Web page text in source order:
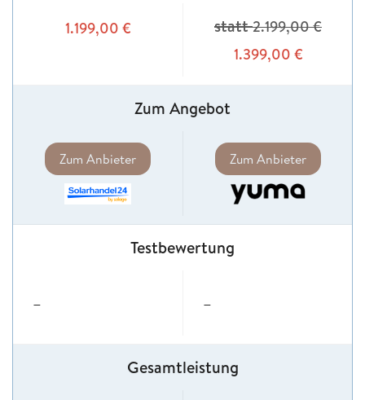
1.199,00 € statt2.199,00€
1.399,00 €
Zum Angebot
Zum Anbieter Zum Anbieter
Testbewertung
– –
Gesamtleistung